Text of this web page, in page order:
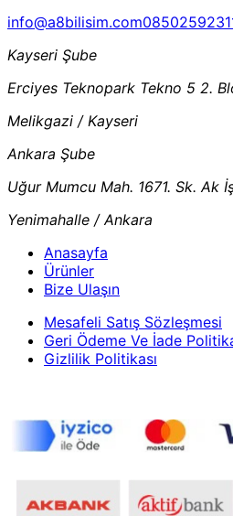
info@a8bilisim.com
Kayseri Şube
Erciyes Teknopark Tekno 5 2.
Melikgazi / Kayseri
Ankara Şube
Uğur Mumcu Mah. 1671. Sk. Ak
Yenimahalle / Ankara
Anasayfa
Ürünler
Bize Ulaşın
Mesafeli Satış Sözleşmesi
Geri Ödeme Ve İade
Gizlilik Politikası